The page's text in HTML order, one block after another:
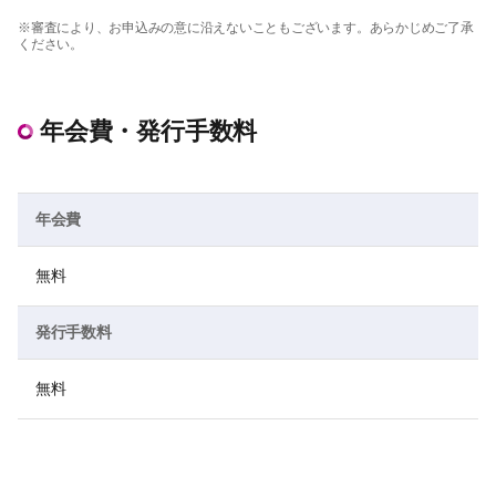
※審査により、お申込みの意に沿えないこともございます。あらかじめご了承
ください。
年会費・発行手数料
年会費
無料
発行手数料
無料